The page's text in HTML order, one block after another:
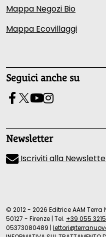
Mappa Negozi Bio
Mappa Ecovillaggi
Seguici anche su
Newsletter
Iscriviti alla
© 2012 - 2026 Editrice AAM Terra
50127 - Firenze Tel. +39 055
05373080489